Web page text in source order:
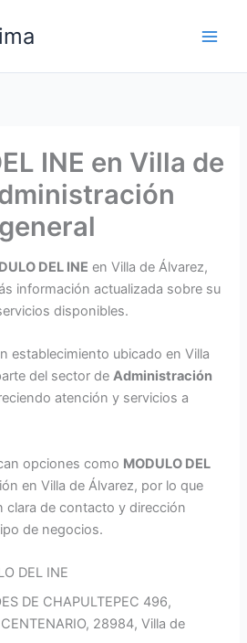
INE en Villa de
DEL INE en Villa de Álvarez,
información actualizada sobre su
disponibles.
establecimiento ubicado en Villa
del sector deAdministración
atención y servicios a
opciones como MODULO DEL
en Villa de Álvarez, por lo que
de contacto y dirección
de negocios.
DEL INE
DE CHAPULTEPEC 496,
28984, Villa de